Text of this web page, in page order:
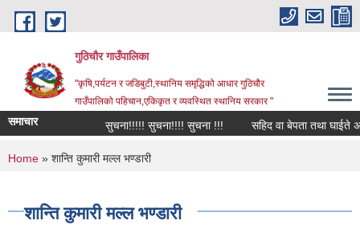
Skip to main content
गुठिचौर गाउँपालिका
"कृषि,पर्यटन र जडिबुटी,स्थानिय समृद्धिको आधार गुठिचौर
गाउँपालिको पहिचान,एकिकृत र व्यवस्थित स्थानिय सरकार "
समाचार सुचना!!!!! सुचना!!!! सुचना !!! सहिद वा बेपता तथा घाईते
You are here
Home » शान्ति कुमारी मल्ल भण्डारी
शान्ति कुमारी मल्ल भण्डारी